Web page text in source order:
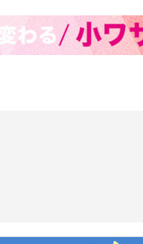
き、きれいに
ポリステアリ